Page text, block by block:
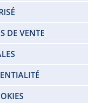
DE VENTE